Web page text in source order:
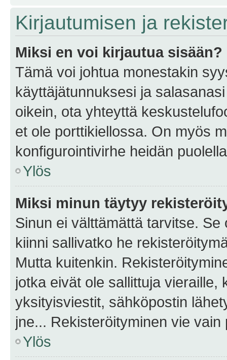
Kirjautumisen ja
Miksi en voi kirjautua sisään?
Tämä voi johtua monestakin
käyttäjätunnuksesi ja
oikein, ota yhteyttä
et ole porttikiellossa. On myös
konfigurointivirhe heidän
Ylös
Miksi minun täytyy
Sinun ei välttämättä tarvitse.
kiinni sallivatko he
Mutta kuitenkin.
jotka eivät ole sallittuja vieraille,
yksityisviestit, sähköpostin
jne... Rekisteröityminen vie
Ylös